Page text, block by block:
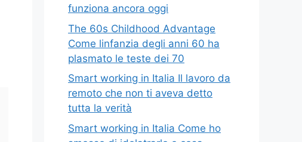
funziona ancora oggi
The 60s Childhood Advantage
Come linfanzia degli anni 60 ha
plasmato le teste dei 70
Smart working in Italia Il lavoro da
remoto che non ti aveva detto
tutta la verità
Smart working in Italia Come ho